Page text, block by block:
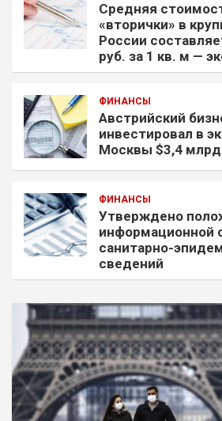
Средняя
«вторички» в
России
руб. за 1 кв. м —
ФИНАНСЫ
Австрийский
инвестировал в
Москвы $3,4 млрд
ФИНАНСЫ
Утверждено
информационной
санитарно-
сведений